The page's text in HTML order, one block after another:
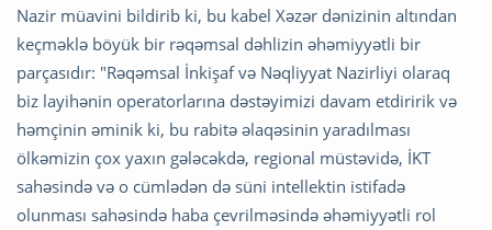
Nazir müavini bildirib ki, bu kabel Xəzər dənizinin altından
keçməklə böyük bir rəqəmsal dəhlizin əhəmiyyətli bir
parçasıdır: "Rəqəmsal İnkişaf və Nəqliyyat Nazirliyi olaraq
biz layihənin operatorlarına dəstəyimizi davam etdiririk və
həmçinin əminik ki, bu rabitə əlaqəsinin yaradılması
ölkəmizin çox yaxın gələcəkdə, regional müstəvidə, İKT
sahəsində və o cümlədən də süni intellektin istifadə
olunması sahəsində haba çevrilməsində əhəmiyyətli rol